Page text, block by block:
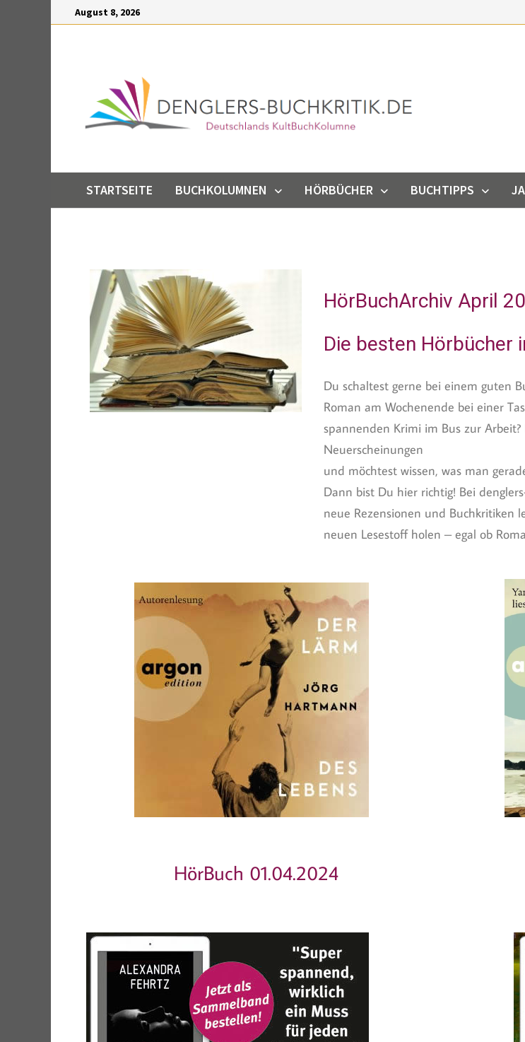
August 8, 2026
STARTSEITE BUCHKOLUMNEN HÖRBÜCHER BUCHTIPPS
HörBuchArchiv April
Die besten Hörbücher
Du schaltest gerne bei einem guten
Roman am Wochenende bei einer
spannenden Krimi im Bus zur
Neuerscheinungen
und möchtest wissen, was man
Dann bist Du hier richtig! Bei
neue Rezensionen und Buchkritiken
neuen Lesestoff holen – egal ob
HörBuch 01.04.2024